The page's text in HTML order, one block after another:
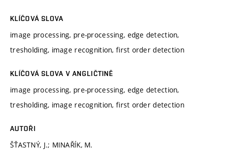
KLÍČOVÁ SLOVA
image processing, pre-processing, edge detection,
tresholding, image recognition, first order detection
KLÍČOVÁ SLOVA V ANGLIČTINĚ
image processing, pre-processing, edge detection,
tresholding, image recognition, first order detection
AUTOŘI
ŠŤASTNÝ, J.; MINAŘÍK, M.